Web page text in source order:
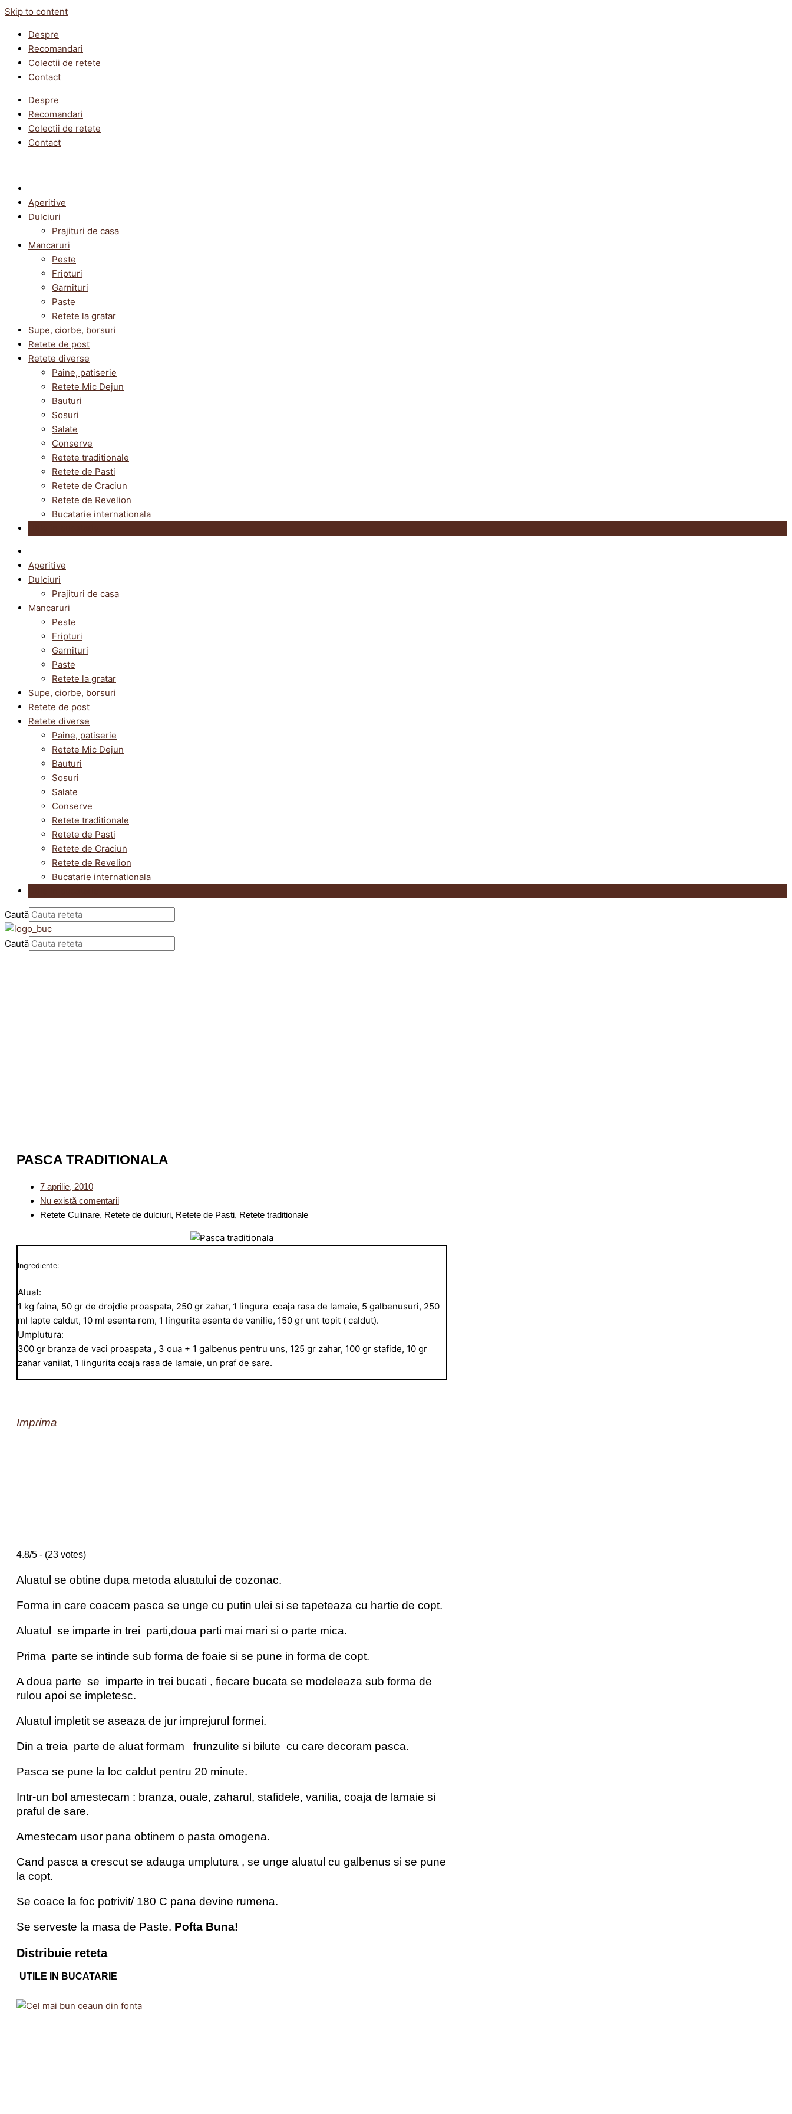
Skip to content
Despre
Recomandari
Colectii de retete
Contact
Despre
Recomandari
Colectii de retete
Contact
Aperitive
Dulciuri
Prajituri de casa
Mancaruri
Peste
Fripturi
Garnituri
Paste
Retete la gratar
Supe, ciorbe, borsuri
Retete de post
Retete diverse
Paine, patiserie
Retete Mic Dejun
Bauturi
Sosuri
Salate
Conserve
Retete traditionale
Retete de Pasti
Retete de Craciun
Retete de Revelion
Bucatarie internationala
Aperitive
Dulciuri
Prajituri de casa
Mancaruri
Peste
Fripturi
Garnituri
Paste
Retete la gratar
Supe, ciorbe, borsuri
Retete de post
Retete diverse
Paine, patiserie
Retete Mic Dejun
Bauturi
Sosuri
Salate
Conserve
Retete traditionale
Retete de Pasti
Retete de Craciun
Retete de Revelion
Bucatarie internationala
Caută
Caută
PASCA TRADITIONALA
7 aprilie, 2010
Nu există comentarii
Retete Culinare, Retete de dulciuri, Retete de Pasti, Retete traditionale
Ingrediente:
Aluat:
1 kg faina, 50 gr de drojdie proaspata, 250 gr zahar, 1 lingura coaja rasa de lamaie, 5 galbenusuri, 250
ml lapte caldut, 10 ml esenta rom, 1 lingurita esenta de vanilie, 150 gr unt topit ( caldut).
Umplutura:
300 gr branza de vaci proaspata , 3 oua + 1 galbenus pentru uns, 125 gr zahar, 100 gr stafide, 10 gr
zahar vanilat, 1 lingurita coaja rasa de lamaie, un praf de sare.
Imprima
4.8/5 - (23 votes)
Aluatul se obtine dupa metoda aluatului de cozonac.
Forma in care coacem pasca se unge cu putin ulei si se tapeteaza cu hartie de copt.
Aluatul se imparte in trei parti,doua parti mai mari si o parte mica.
Prima parte se intinde sub forma de foaie si se pune in forma de copt.
A doua parte se imparte in trei bucati , fiecare bucata se modeleaza sub forma de
rulou apoi se impletesc.
Aluatul impletit se aseaza de jur imprejurul formei.
Din a treia parte de aluat formam frunzulite si bilute cu care decoram pasca.
Pasca se pune la loc caldut pentru 20 minute.
Intr-un bol amestecam : branza, ouale, zaharul, stafidele, vanilia, coaja de lamaie si
praful de sare.
Amestecam usor pana obtinem o pasta omogena.
Cand pasca a crescut se adauga umplutura , se unge aluatul cu galbenus si se pune
la copt.
Se coace la foc potrivit/ 180 C pana devine rumena.
Se serveste la masa de Paste. Pofta Buna!
Distribuie reteta
UTILE IN BUCATARIE